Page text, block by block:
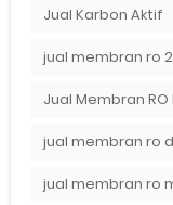
Jual Karbon Aktif